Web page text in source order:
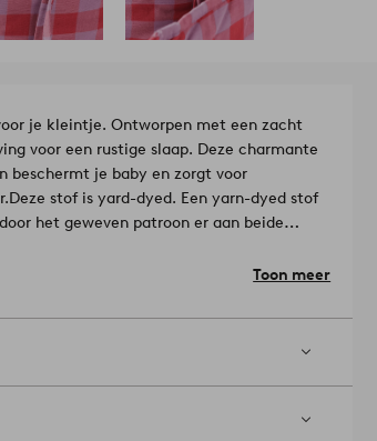
je kleintje. Ontworpen met een zacht
voor een rustige slaap. Deze charmante
beschermt je baby en zorgt voor
Deze stof is yard-dyed. Een yarn-dyed stof
het geweven patroon er aan beide
Toon meer